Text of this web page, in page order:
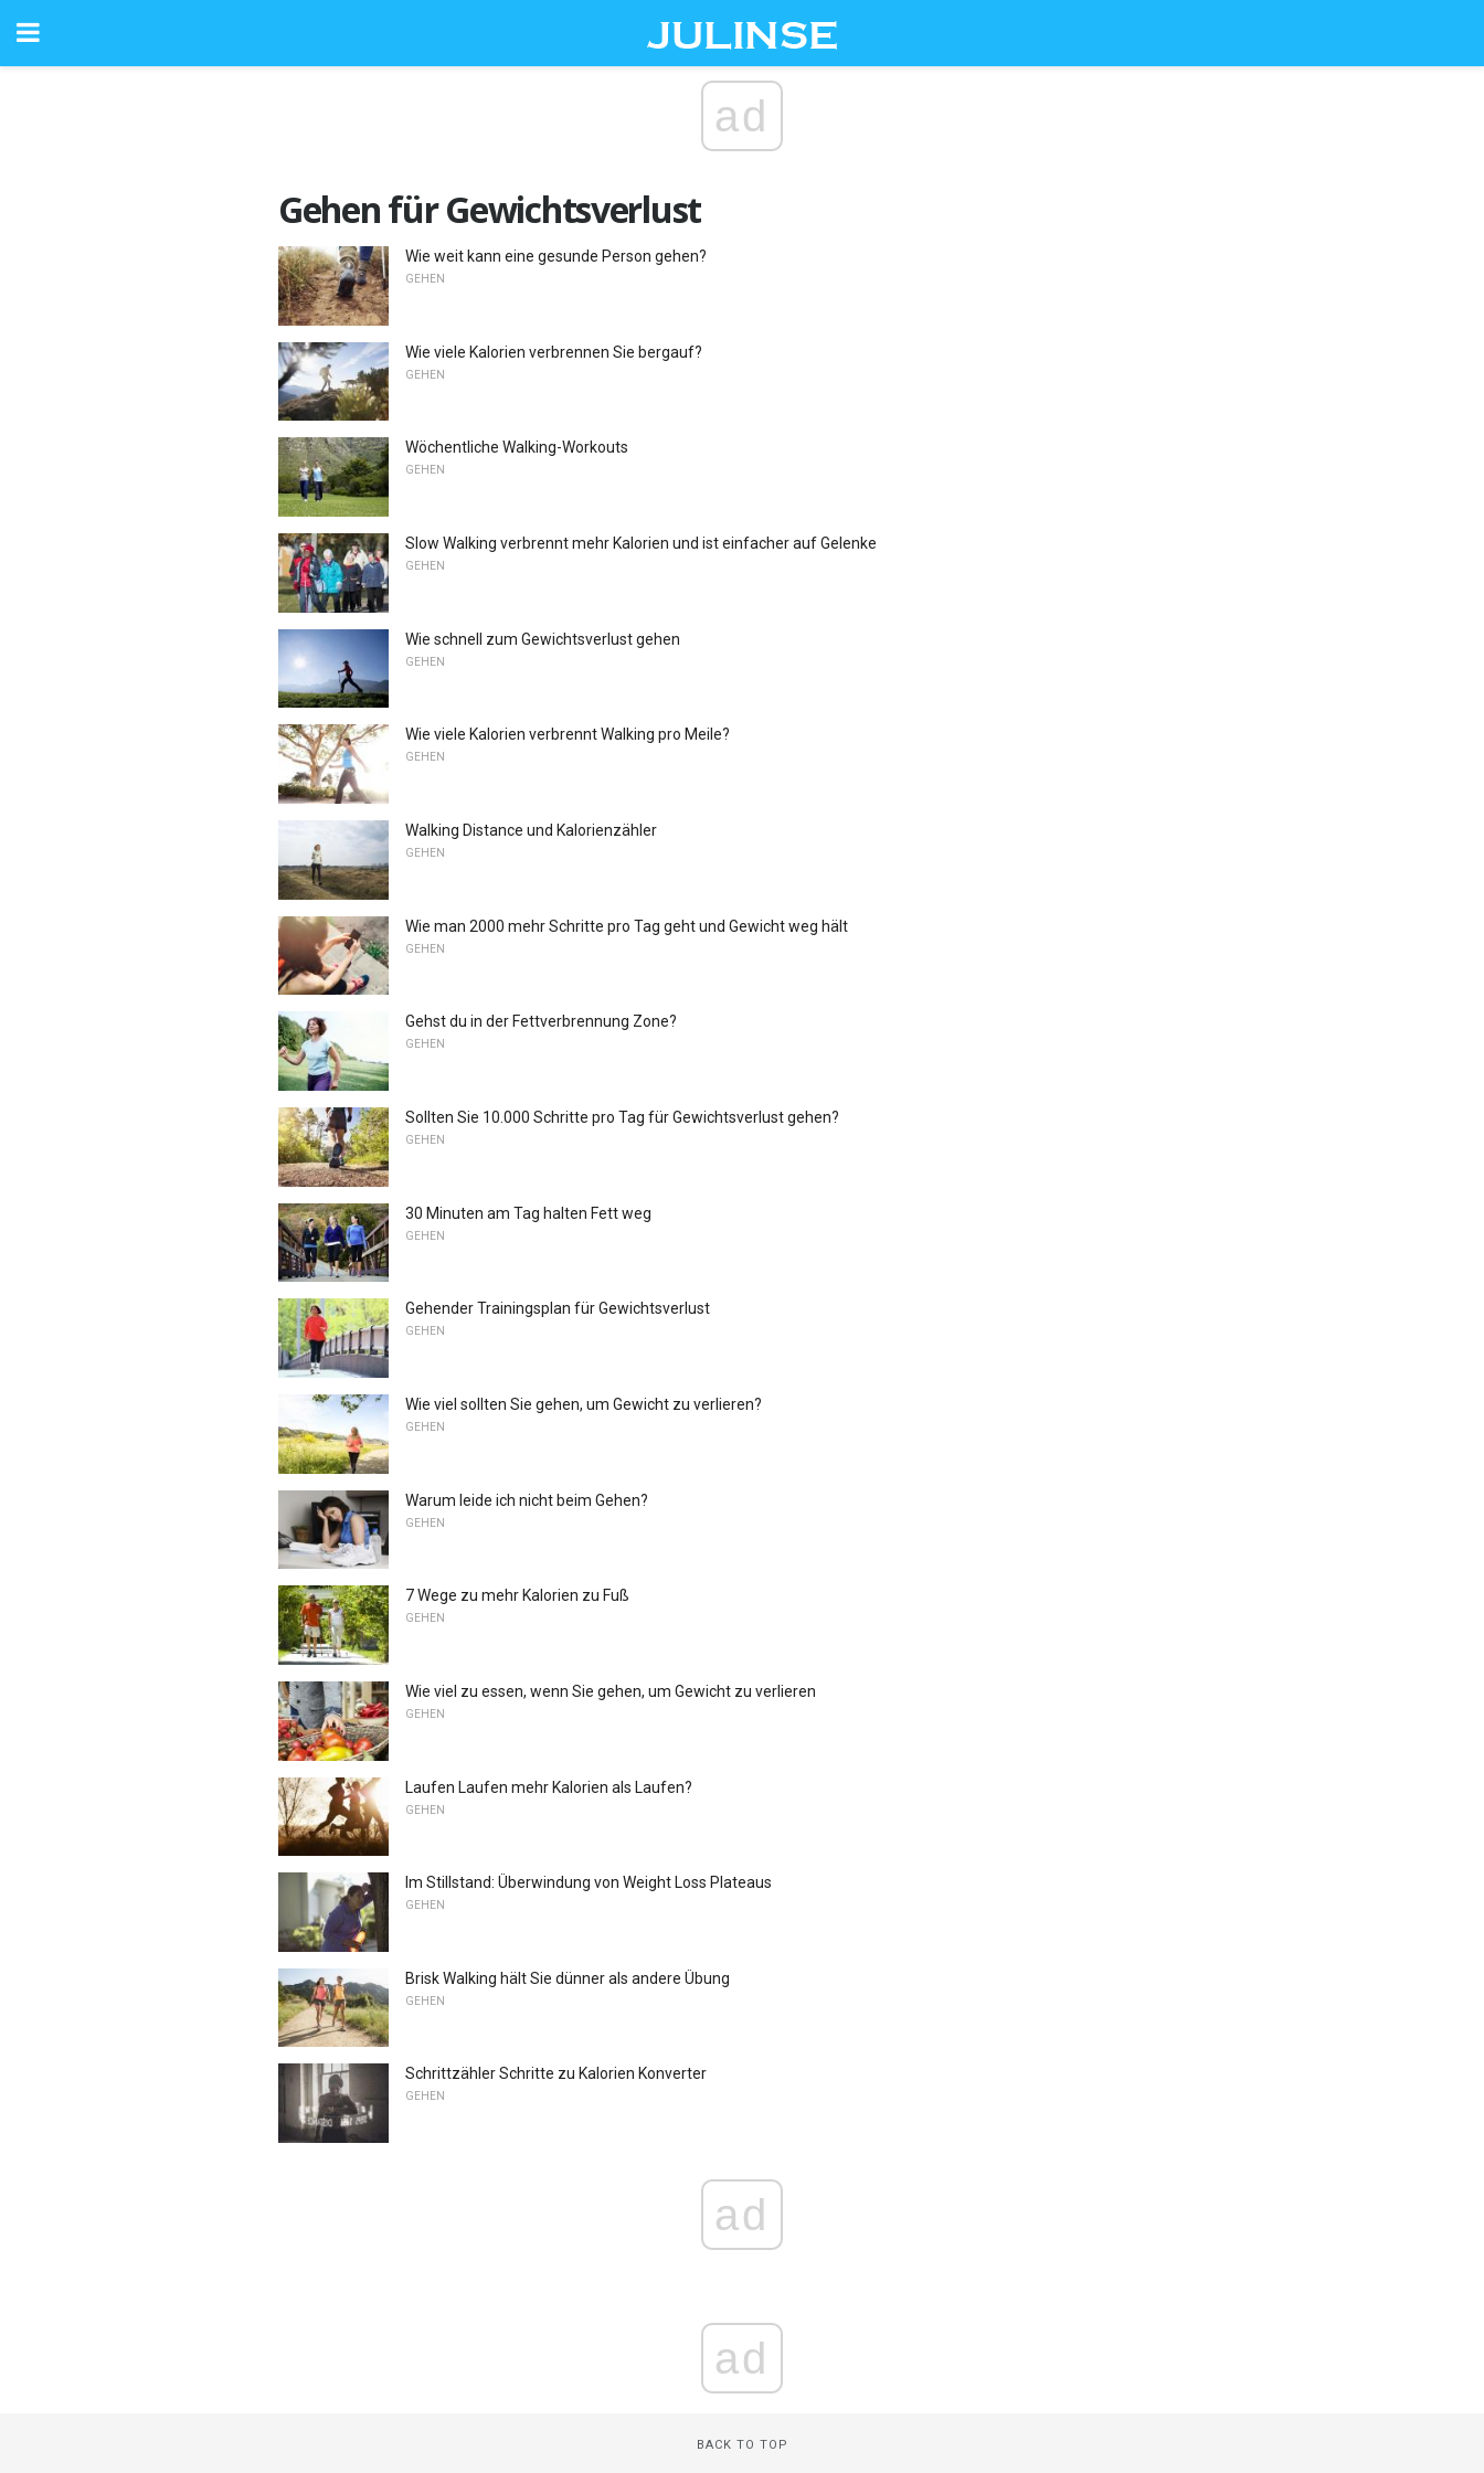
ad
Gehen für Gewichtsverlust
Wie weit kann eine gesunde Person gehen?
GEHEN
Wie viele Kalorien verbrennen Sie bergauf?
GEHEN
Wöchentliche Walking-Workouts
GEHEN
Slow Walking verbrennt mehr Kalorien und ist einfacher auf Gelenke
GEHEN
Wie schnell zum Gewichtsverlust gehen
GEHEN
Wie viele Kalorien verbrennt Walking pro Meile?
GEHEN
Walking Distance und Kalorienzähler
GEHEN
Wie man 2000 mehr Schritte pro Tag geht und Gewicht weg hält
GEHEN
Gehst du in der Fettverbrennung Zone?
GEHEN
Sollten Sie 10.000 Schritte pro Tag für Gewichtsverlust gehen?
GEHEN
30 Minuten am Tag halten Fett weg
GEHEN
Gehender Trainingsplan für Gewichtsverlust
GEHEN
Wie viel sollten Sie gehen, um Gewicht zu verlieren?
GEHEN
Warum leide ich nicht beim Gehen?
GEHEN
7 Wege zu mehr Kalorien zu Fuß
GEHEN
Wie viel zu essen, wenn Sie gehen, um Gewicht zu verlieren
GEHEN
Laufen Laufen mehr Kalorien als Laufen?
GEHEN
Im Stillstand: Überwindung von Weight Loss Plateaus
GEHEN
Brisk Walking hält Sie dünner als andere Übung
GEHEN
Schrittzähler Schritte zu Kalorien Konverter
GEHEN
ad
ad
BACK TO TOP